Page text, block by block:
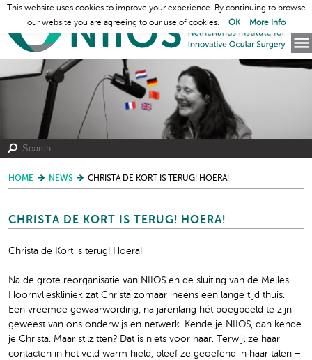
HOME NEWS CHRISTA DE KORT IS TERUG! HOERA!
CHRISTA DE KORT IS TERUG! HOERA!
Christa de Kort is terug! Hoera!
Na de grote reorganisatie van NIIOS en de sluiting van de Melles
Hoornvlieskliniek zat Christa zomaar ineens een lange tijd thuis.
Een vreemde gewaarwording, na jarenlang hét boegbeeld te zijn
geweest van ons onderwijs en netwerk. Kende je NIIOS, dan kende
je Christa. Maar stilzitten? Dat is niets voor haar. Terwijl ze haar
contacten in het veld warm hield, bleef ze geoefend in haar talen –
This website uses cookies to improve your experience. By continuing to browse
our website you are agreeing to our use of cookies.
OK More Info